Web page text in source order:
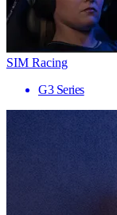
SIM Racing
G3 Series